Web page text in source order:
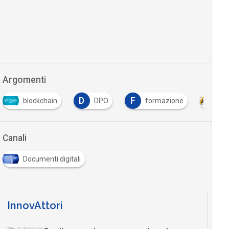
Argomenti
blockchain D DPO F formazione
Canali
Documenti digitali
InnovAttori